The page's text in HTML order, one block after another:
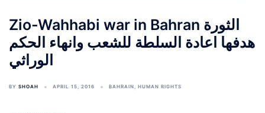
Zio-Wahhabi war in Bahran الثورة
هدفها اعادة السلطة للشعب وانهاء الحكم
الوراثي
BY SHOAH APRIL 15, 2016 BAHRAIN, HUMAN RIGHTS